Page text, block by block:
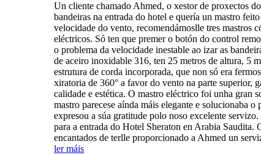
Un cliente chamado Ahmed, o xestor de proxectos
bandeiras na entrada do hotel e quería un mastro
velocidade do vento, recomendámoslle tres mastros
eléctricos. Só ten que premer o botón do control
o problema da velocidade inestable ao izar as
de aceiro inoxidable 316, ten 25 metros de altura, 5
estrutura de corda incorporada, que non só era
xiratoria de 360° a favor do vento na parte superior,
calidade e estética. O mastro eléctrico foi unha gran
mastro parecese aínda máis elegante e solucionaba
expresou a súa gratitude polo noso excelente
para a entrada do Hotel Sheraton en Arabia Saudita.
encantados de terlle proporcionado a Ahmed un
ler máis